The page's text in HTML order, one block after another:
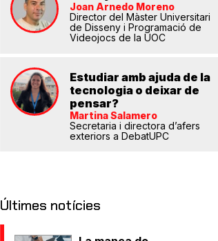
Joan Arnedo Moreno
Director del Màster Universitari
de Disseny i Programació de
Videojocs de la UOC
Estudiar amb ajuda de la
tecnologia o deixar de
pensar?
Martina Salamero
Secretaria i directora d’afers
exteriors a DebatUPC
Últimes notícies